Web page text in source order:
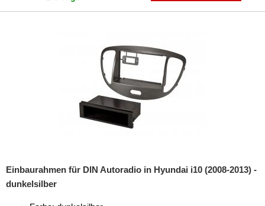
für Daewoo
Einbaurahmen für DIN Autoradio in Hyundai i10 (2008-2013) -
dunkelsilber